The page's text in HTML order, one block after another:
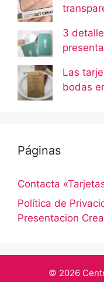
3
Las
bodas
Páginas
Contacta
Política de
Presentacion
© 2026